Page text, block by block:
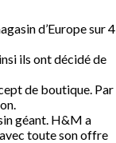
d’Europe sur 4
ils ont décidé de
de boutique. Par
géant. H&M a
toute son offre